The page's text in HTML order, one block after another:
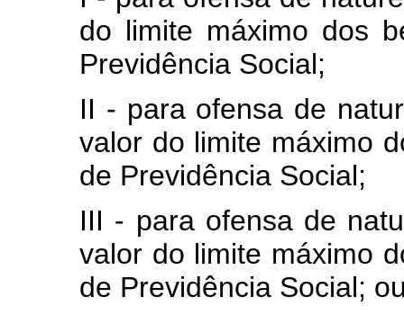
do limite máximo dos
Previdência Social;
II - para ofensa de
valor do limite máximo
de Previdência Social;
III - para ofensa de
valor do limite máximo
de Previdência Social;